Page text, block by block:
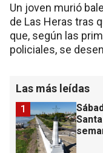
Un joven murió
de Las Heras tras
que, según las
policiales, se
Las más leídas
1